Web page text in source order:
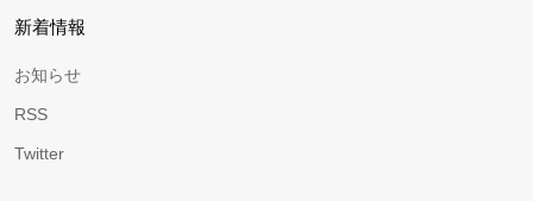
新着情報
お知らせ
RSS
Twitter